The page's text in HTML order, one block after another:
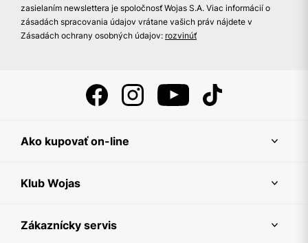
zasielaním newslettera je spoločnosť Wojas S.A. Viac informácií o
zásadách spracovania údajov vrátane vašich práv nájdete v
Zásadách ochrany osobných údajov: rozvinúť
Ako kupovať on-line
Klub Wojas
Zákaznícky servis